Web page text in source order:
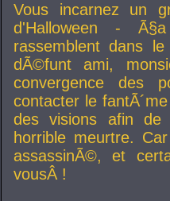
Vous incarnez un
d'Halloween -
rassemblent dans
dÃ©funt ami,
convergence des
contacter le
des visions afin
horrible meurtre.
assassinÃ©, et
vousÂ !